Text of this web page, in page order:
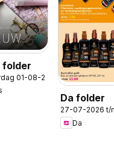
folder
01-08-2026
Da folder
27-07-2026 t/
Da